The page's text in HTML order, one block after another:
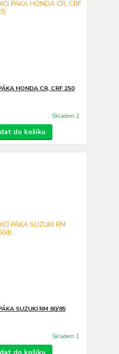
HONDA CR, CRF 250
Skladem 2
do košíku
SUZUKI RM 80/85
Skladem 1